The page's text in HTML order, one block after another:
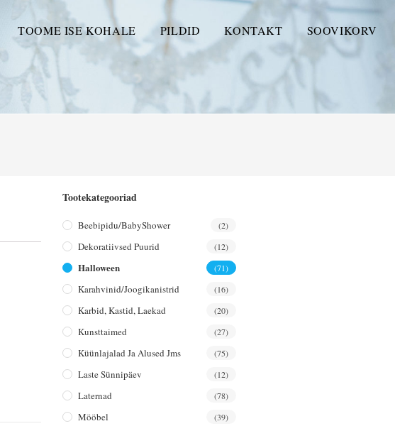
TOOME ISE KOHALE PILDID KONTAKT SOOVIKORV
Tootekategooriad
Beebipidu/BabyShower (2)
Dekoratiivsed Puurid (12)
Halloween (71)
Karahvinid/joogikanistrid (16)
Karbid, Kastid, Laekad (20)
Kunsttaimed (27)
Küünlajalad Ja Alused Jms (75)
Laste Sünnipäev (12)
Laternad (78)
Mööbel (39)